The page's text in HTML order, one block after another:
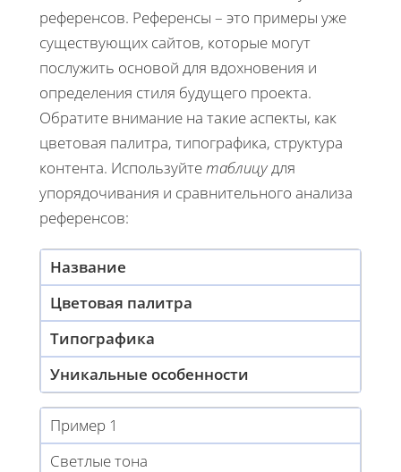
референсов. Референсы – это примеры уже
существующих сайтов, которые могут
послужить основой для вдохновения и
определения стиля будущего проекта.
Обратите внимание на такие аспекты, как
цветовая палитра, типографика, структура
контента. Используйтетаблицудля
упорядочивания и сравнительного анализа
референсов:
Название
Цветовая палитра
Типографика
Уникальные особенности
Пример 1
Светлые тона